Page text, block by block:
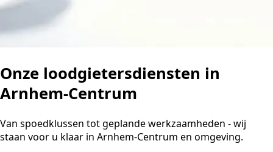
Onze loodgietersdiensten in
Arnhem-Centrum
Van spoedklussen tot geplande werkzaamheden - wij
staan voor u klaar in Arnhem-Centrum en omgeving.